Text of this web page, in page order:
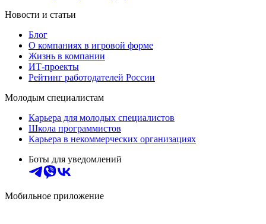
Новости и статьи
Блог
О компаниях в игровой форме
Жизнь в компании
ИТ-проекты
Рейтинг работодателей России
Молодым специалистам
Карьера для молодых специалистов
Школа программистов
Карьера в некоммерческих организациях
Боты для уведомлений
Мобильное приложение